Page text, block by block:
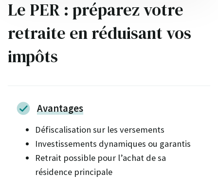
Le PER : préparez votre
retraite en réduisant vos
impôts
Avantages
Défiscalisation sur les versements
Investissements dynamiques ou garantis
Retrait possible pour l’achat de sa
résidence principale